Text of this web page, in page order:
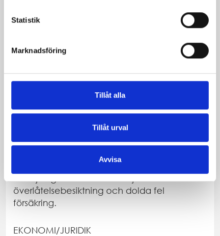
Statistik
Marknadsföring
Tillåt alla
Tillåt urval
Avvisa
börjat gå på visningar?
försäljning. Kontakta oss så smyger vi i gång
tidpunkten är rätt.
TILLÄGGSTJÄNSTER
DOLDA FEL FÖRSÄKRING/
Vill du känna dig trygg vid avslutad
försäljning tillhandahållervi tjänster som
överlåtelsebesiktning och dolda fel
försäkring.
EKONOMI/JURIDIK